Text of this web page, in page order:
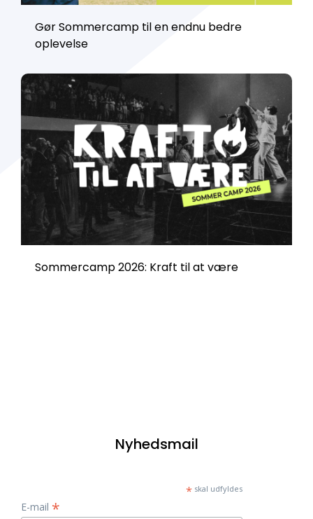
Gør Sommercamp til en endnu bedre
oplevelse
Sommercamp 2026: Kraft til at være
Nyhedsmail
*skal udfyldes
E-mail *